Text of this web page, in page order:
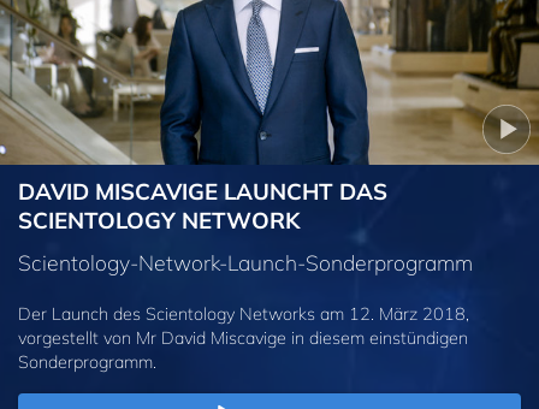
DAVID MISCAVIGE LAUNCHT DAS
SCIENTOLOGY NETWORK
Scientology-Network-Launch-Sonderprogramm
Der Launch des Scientology Networks am 12. März 2018,
vorgestellt von Mr David Miscavige in diesem einstündigen
Sonderprogramm.